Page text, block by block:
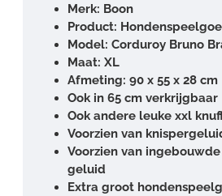
Merk: Boon
Product:
Model: Corduroy Bruno
Maat: XL
Afmeting: 90 x 55 x 28 cm
Ook in 65 cm verkrijgbaar
Ook andere leuke xxl
Voorzien van
Voorzien van
geluid
Extra groot